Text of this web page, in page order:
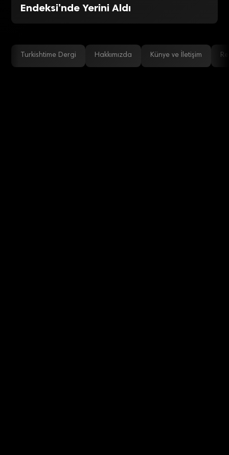
Endeksi’nde Yerini Aldı
Turkishtime Dergi Hakkımızda Künye ve İletişim